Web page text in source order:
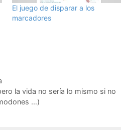
El juego de disparar a los
marcadores
la vida no sería lo mismo si no
…)